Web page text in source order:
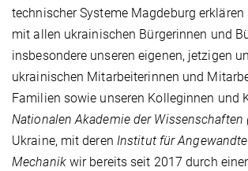
technischer Systeme Magdeburg
mit allen ukrainischen Bürgerinnen und
insbesondere unseren eigenen, jetzigen
ukrainischen Mitarbeiterinnen und
Familien sowie unseren Kolleginnen und
Nationalen Akademie der Wissenschaften
Ukraine, mit deren Institut für
Mechanikwir bereits seit 2017 durch